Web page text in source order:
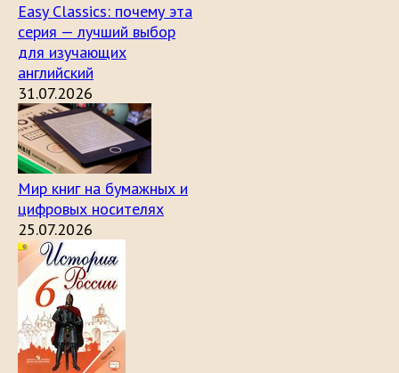
Easy Classics: почему эта
серия — лучший выбор
для изучающих
английский
31.07.2026
Мир книг на бумажных и
цифровых носителях
25.07.2026